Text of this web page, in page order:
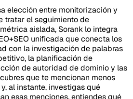
elección entre monitorización y
tratar el seguimiento de
aislada, Sorank lo integra
unificada que conecta los
con la investigación de palabras
la planificación de
de autoridad de dominio y las
que te mencionan menos
al instante, investigas qué
esas menciones, entiendes qué